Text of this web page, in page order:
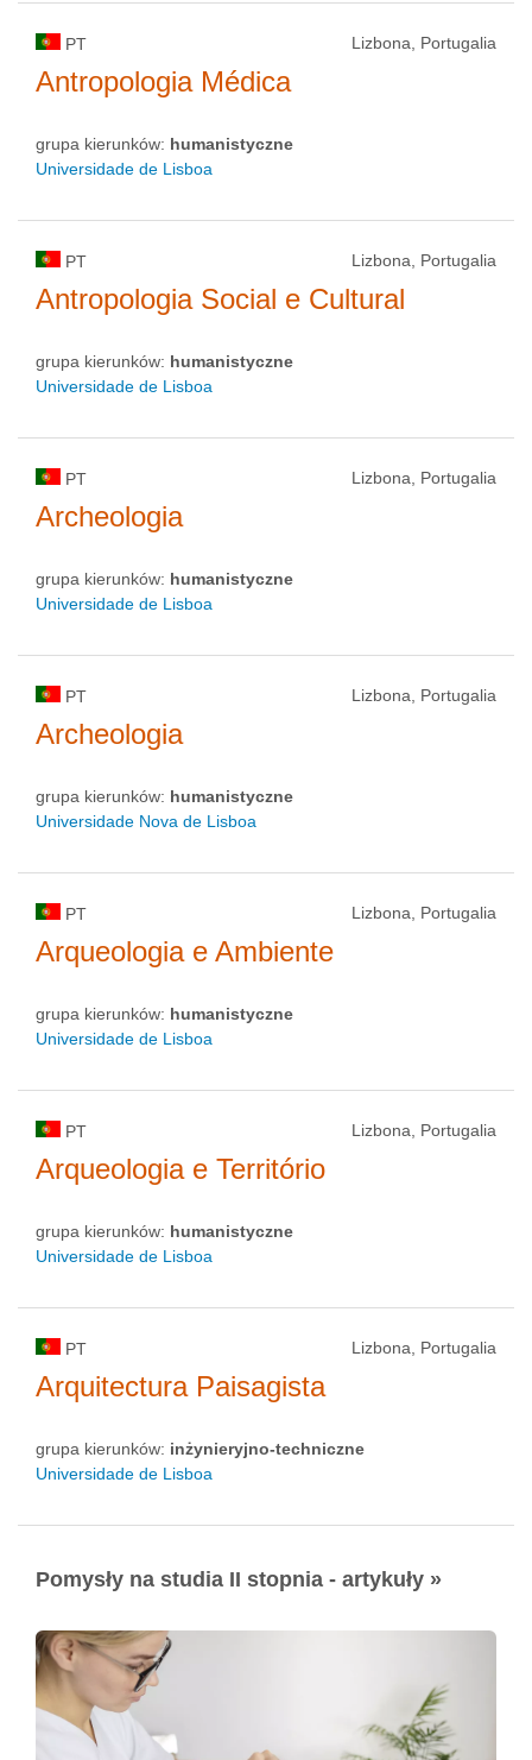
PT Lizbona, Portugalia
Antropologia Médica
grupa kierunków: humanistyczne
Universidade de Lisboa
PT Lizbona, Portugalia
Antropologia Social e Cultural
grupa kierunków: humanistyczne
Universidade de Lisboa
PT Lizbona, Portugalia
Archeologia
grupa kierunków: humanistyczne
Universidade de Lisboa
PT Lizbona, Portugalia
Archeologia
grupa kierunków: humanistyczne
Universidade Nova de Lisboa
PT Lizbona, Portugalia
Arqueologia e Ambiente
grupa kierunków: humanistyczne
Universidade de Lisboa
PT Lizbona, Portugalia
Arqueologia e Território
grupa kierunków: humanistyczne
Universidade de Lisboa
PT Lizbona, Portugalia
Arquitectura Paisagista
grupa kierunków: inżynieryjno-techniczne
Universidade de Lisboa
Pomysły na studia II stopnia - artykuły »